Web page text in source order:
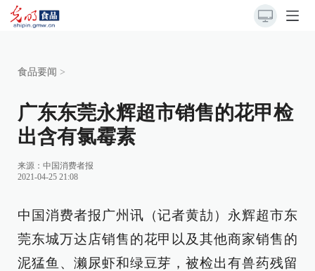
食品要闻 >
广东东莞永辉超市销售的花甲检
出含有氯霉素
来源：中国消费者报
2021-04-25 21:08
中国消费者报广州讯（记者黄劼）永辉超市东
莞东城万达店销售的花甲以及其他商家销售的
泥猛鱼、濑尿虾和绿豆芽，被检出有兽药残留